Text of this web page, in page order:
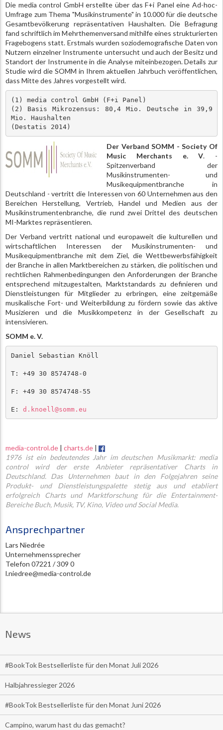
Die media control GmbH erstellte über das F+i Panel eine Ad-hoc-
Umfrage zum Thema "Musikinstrumente" in 10.000 für die deutsche
Gesamtbevölkerung repräsentativen Haushalten. Die Befragung
fand schriftlich im Mehrthemenversand mithilfe eines strukturierten
Fragebogens statt. Erstmals wurden soziodemografische Daten von
Nutzern einzelner Instrumente untersucht und auch der Besitz und
Standort der Instrumente in die Analyse miteinbezogen. Details zur
Studie wird die SOMM in Ihrem aktuellen Jahrbuch veröffentlichen,
dass Mitte des Jahres vorgestellt wird.
(1) media control GmbH (F+i Panel)
(2) Basis Mikrozensus: 80,4 Mio. Deutsche in 39,9
Mio. Haushalten
(Destatis 2014)
Der Verband SOMM - Society Of
Music Merchants e. V. -
Spitzenverband der
Musikinstrumenten- und
Musikequipmentbranche in
Deutschland - vertritt die Interessen von 60 Unternehmen aus den
Bereichen Herstellung, Vertrieb, Handel und Medien aus der
Musikinstrumentenbranche, die rund zwei Drittel des deutschen
MI-Marktes repräsentieren.
Der Verband vertritt national und europaweit die kulturellen und
wirtschaftlichen Interessen der Musikinstrumenten- und
Musikequipmentbranche mit dem Ziel, die Wettbewerbsfähigkeit
der Branche in allen Marktbereichen zu stärken, die politischen und
rechtlichen Rahmenbedingungen den Anforderungen der Branche
entsprechend mitzugestalten, Marktstandards zu definieren und
Dienstleistungen für Mitglieder zu erbringen, eine zeitgemäße
musikalische Fort- und Weiterbildung zu fördern sowie das aktive
Musizieren und die Musikkompetenz in der Gesellschaft zu
intensivieren.
SOMM e. V.
Daniel Sebastian Knöll
T: +49 30 8574748-0
F: +49 30 8574748-55
E: d.knoell@somm.eu
media-control.de | charts.de |
1976 ist ein bedeutendes Jahr im deutschen Musikmarkt: media
control wird der erste Anbieter repräsentativer Charts in
Deutschland. Das Unternehmen baut in den Folgejahren seine
Produkt- und Dienstleistungspalette stetig aus und etabliert
erfolgreich Charts und Marktforschung für die Entertainment-
Bereiche Buch, Musik, TV, Kino, Video und Social Media.
Ansprechpartner
Lars Niedrée
Unternehmenssprecher
Telefon 07221 / 309 0
l.niedree@media-control.de
News
#BookTok Bestsellerliste für den Monat Juli 2026
Halbjahressieger 2026
#BookTok Bestsellerliste für den Monat Juni 2026
Campino, warum hast du das gemacht?